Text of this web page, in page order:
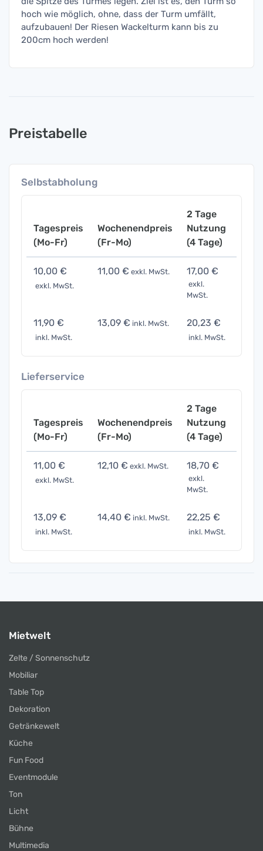
hoch wie möglich, ohne, dass der Turm umfällt,
aufzubauen! Der Riesen Wackelturm kann bis zu
200cm hoch werden!
Preistabelle
Selbstabholung
Tagespreis
(Mo-Fr)
Wochenendpreis
(Fr-Mo)
2 Tage
Nutzung
(4 Tage)
10,00 €
exkl. MwSt.
11,00 € exkl. MwSt. 17,00 €
exkl.
MwSt.
11,90 €
inkl. MwSt.
13,09 € inkl. MwSt. 20,23 €
inkl. MwSt.
Lieferservice
Tagespreis
(Mo-Fr)
Wochenendpreis
(Fr-Mo)
2 Tage
Nutzung
(4 Tage)
11,00 €
exkl. MwSt.
12,10 € exkl. MwSt. 18,70 €
exkl.
MwSt.
13,09 €
inkl. MwSt.
14,40 € inkl. MwSt. 22,25 €
inkl. MwSt.
Mietwelt
Zelte / Sonnenschutz
Mobiliar
Table Top
Dekoration
Getränkewelt
Küche
Fun Food
Eventmodule
Ton
Licht
Bühne
Multimedia